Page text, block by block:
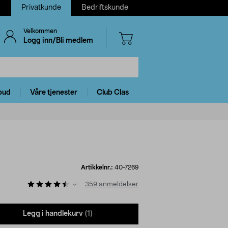
Privatkunde Bedriftskunde
Velkommen
Logg inn/Bli medlem
Våre tjenester Club Clas
Artikkelnr.: 40-7269
359 anmeldelser
Legg i handlekurv (1)